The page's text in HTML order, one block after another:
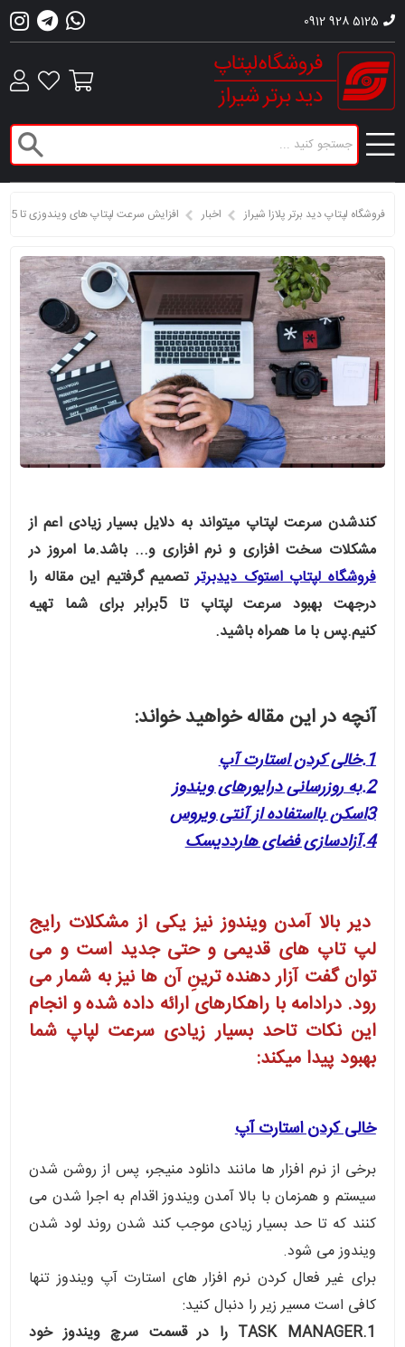
0912 928 5125
فروشگاه لپتاپ دید برتر پلازا شیراز اخبار افزایش سرعت لپتاپ های ویندوزی تا 5 برابر!!!(پارت1)
کندشدن سرعت لپتاپ میتواند به دلایل بسیار زیادی اعم از
مشکلات سخت افزاری و نرم افزاری و... باشد.ما امروز در
فروشگاه لپتاپ استوک دیدبرترتصمیم گرفتیم این مقاله را
درجهت بهبود سرعت لپتاپ تا 5برابر برای شما تهیه
کنیم.پس با ما همراه باشید.
آنچه در این مقاله خواهید خواند:
1.خالی کردن استارت آپ
2.به روزرسانی درایورهای ویندوز
3اسکن بااستفاده از آنتی ویروس
4.آزادسازی فضای هارددیسک
دیر بالا آمدن ویندوز نیز یکی از مشکلات رایج
لپ تاپ های قدیمی و حتی جدید است و می
توان گفت آزار دهنده ترینِ آن ها نیز به شمار می
رود. درادامه با راهکارهای ارائه داده شده و انجام
این نکات تاحد بسیار زیادی سرعت لپاپ شما
بهبود پیدا میکند:
خالی کردن استارت آپ
برخی از نرم افزار ها مانند دانلود منیجر، پس از روشن شدن
سیستم و همزمان با بالا آمدن ویندوز اقدام به اجرا شدن می
کنند که تا حد بسیار زیادی موجب کند شدن روند لود شدن
ویندوز می شود.
برای غیر فعال کردن نرم افزار های استارت آپ ویندوز تنها
کافی است مسیر زیر را دنبال کنید:
1.TASK MANAGER را در قسمت سرچ ویندوز خود